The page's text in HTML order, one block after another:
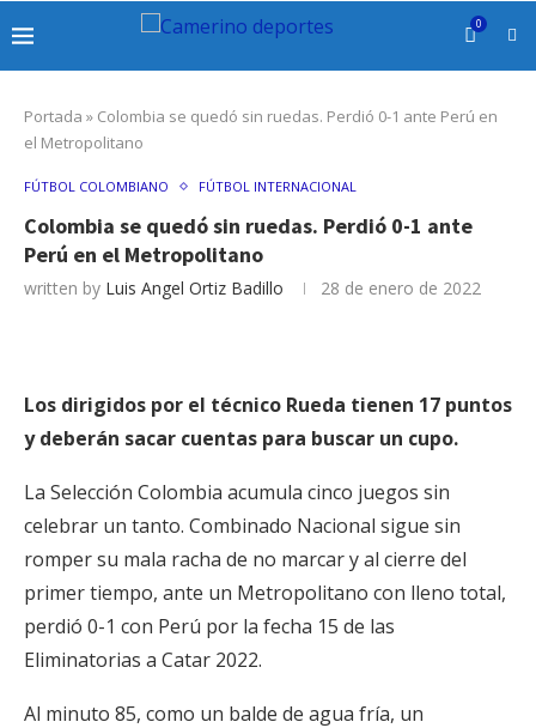
0
Portada » Colombia se quedó sin ruedas. Perdió 0-1 ante Perú en
el Metropolitano
FÚTBOL COLOMBIANO FÚTBOL INTERNACIONAL
Colombia se quedó sin ruedas. Perdió 0-1 ante
Perú en el Metropolitano
written by Luis Angel Ortiz Badillo 28 de enero de 2022
Los dirigidos por el técnico Rueda tienen 17 puntos
y deberán sacar cuentas para buscar un cupo.
La Selección Colombia acumula cinco juegos sin
celebrar un tanto. Combinado Nacional sigue sin
romper su mala racha de no marcar y al cierre del
primer tiempo, ante un Metropolitano con lleno total,
perdió 0-1 con Perú por la fecha 15 de las
Eliminatorias a Catar 2022.
Al minuto 85, como un balde de agua fría, un